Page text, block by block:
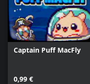
Captain Puff MacFly
0,99 €